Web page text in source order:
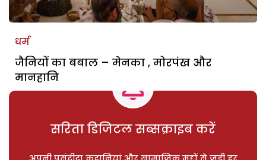
धर्म
जैनियों का बबाल – मेनका , मोरपंख और
मानहानि
सरिता डिजिटल सब्सक्राइब करें